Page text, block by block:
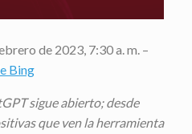
de 2023, 7:30 a. m. –
Bing
sigue abierto; desde
que ven la herramienta